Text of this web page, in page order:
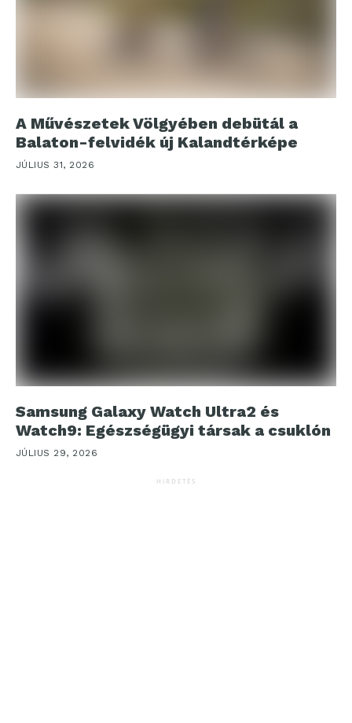
A Művészetek Völgyében debütál a
Balaton-felvidék új Kalandtérképe
JÚLIUS 31, 2026
Samsung Galaxy Watch Ultra2 és
Watch9: Egészségügyi társak a csuklón
JÚLIUS 29, 2026
HIRDETÉS